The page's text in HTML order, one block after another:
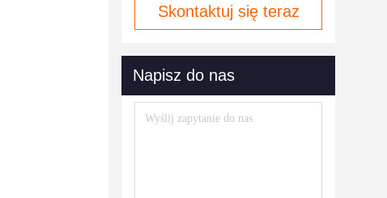
Skontaktuj się teraz
Napisz do nas